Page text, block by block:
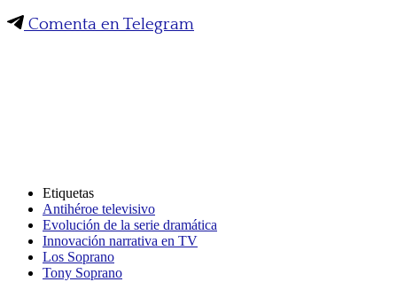
Comenta en Telegram
Etiquetas
Antihéroe televisivo
Evolución de la serie dramática
Innovación narrativa en TV
Los Soprano
Tony Soprano